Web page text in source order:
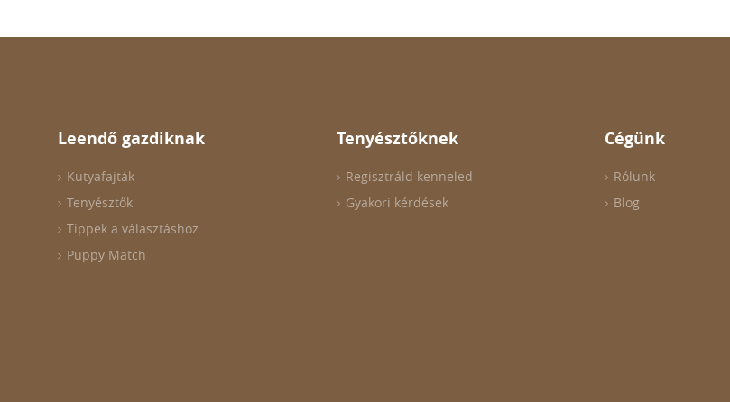
Leendő gazdiknak
Kutyafajták
Tenyésztők
Tippek a választáshoz
Puppy Match
Tenyésztőknek
Regisztráld kenneled
Gyakori kérdések
Cégünk
Rólunk
Blog